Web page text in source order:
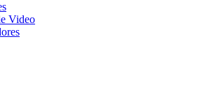
Video